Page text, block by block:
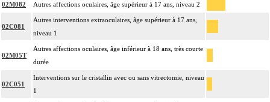
02M082 Autres affections oculaires, âge supérieur à 17 ans, niveau 2
02C081
Autres interventions extraoculaires, âge supérieur à 17 ans,
niveau 1
02M05T
Autres affections oculaires, âge inférieur à 18 ans, très courte
durée
02C051
Interventions sur le cristallin avec ou sans vitrectomie, niveau
1